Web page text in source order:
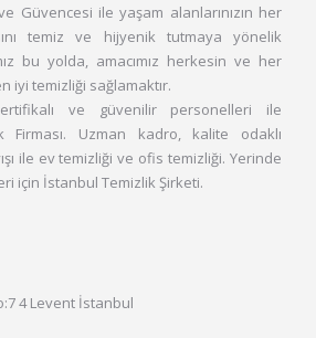
Güvencesi ile yaşam alanlarınızın her
temiz ve hijyenik tutmaya yönelik
bu yolda, amacımız herkesin ve her
iyi temizliği sağlamaktır.
ve güvenilir personelleri ile
Firması. Uzman kadro, kalite odaklı
ile ev temizliği ve ofis temizliği. Yerinde
için İstanbul Temizlik Şirketi.
4 Levent İstanbul